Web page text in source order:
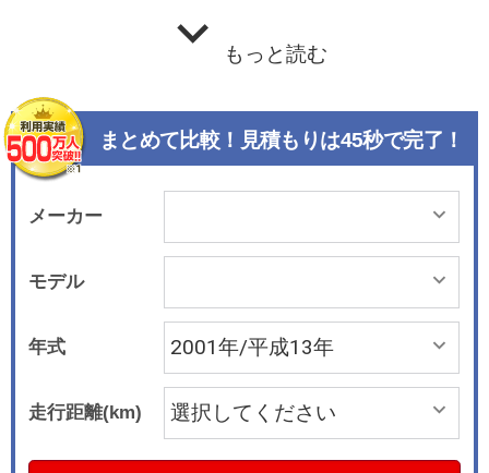
もっと読む
まとめて比較！見積もりは45秒で完了！
メーカー
モデル
年式
走行距離(km)